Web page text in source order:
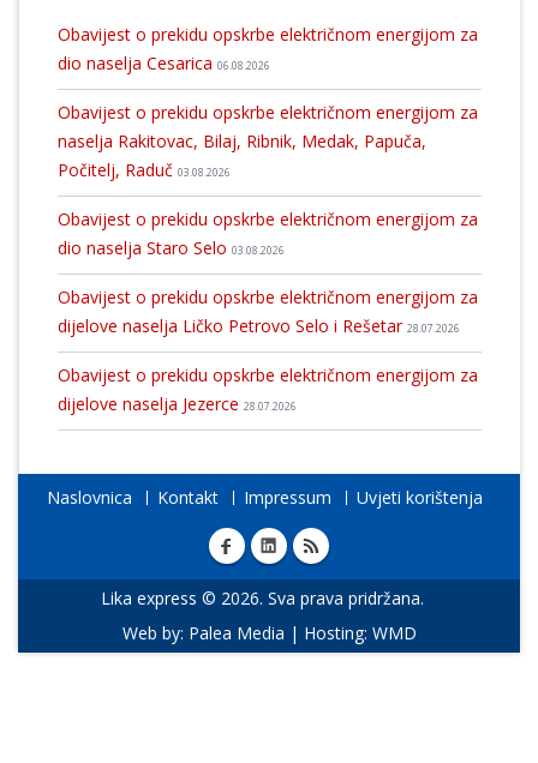
Obavijest o prekidu opskrbe električnom energijom za
dio naselja Cesarica 06.08.2026
Obavijest o prekidu opskrbe električnom energijom za
naselja Rakitovac, Bilaj, Ribnik, Medak, Papuča,
Počitelj, Raduč 03.08.2026
Obavijest o prekidu opskrbe električnom energijom za
dio naselja Staro Selo 03.08.2026
Obavijest o prekidu opskrbe električnom energijom za
dijelove naselja Ličko Petrovo Selo i Rešetar 28.07.2026
Obavijest o prekidu opskrbe električnom energijom za
dijelove naselja Jezerce 28.07.2026
Naslovnica Kontakt Impressum Uvjeti korištenja
Lika express © 2026. Sva prava pridržana.
Web by: Palea Media | Hosting: WMD